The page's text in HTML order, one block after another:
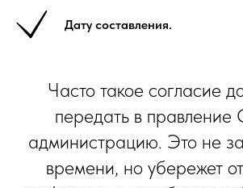
Дату составления.
Часто такое согласие
передать в
администрацию. Это не
времени, но убережет